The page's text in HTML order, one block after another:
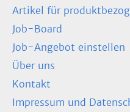
Artikel für
Job-Board
Job-Angebot einstellen
Über uns
Kontakt
Impressum und